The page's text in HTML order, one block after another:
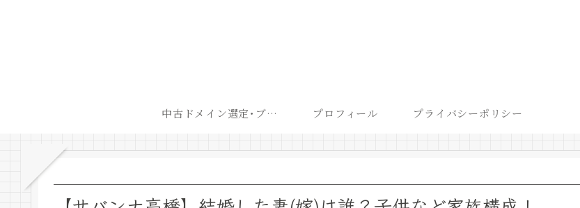
中古ドメイン選定･ブログ開設後最短での収益化戦略 プロフィール プライバシーポリシー